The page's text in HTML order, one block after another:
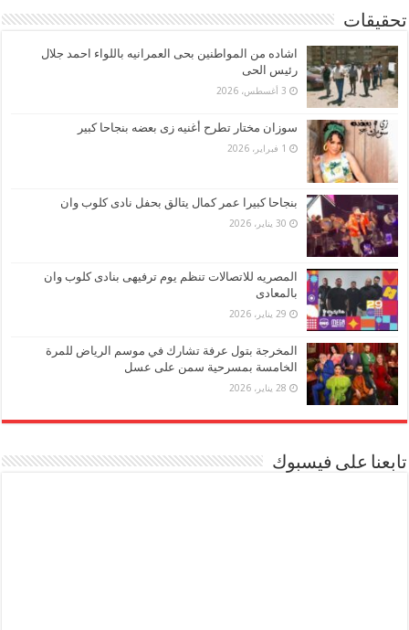
تحقيقات
اشاده من المواطنين بحى العمرانيه باللواء احمد جلال
رئيس الحى
3 أغسطس، 2026
سوزان مختار تطرح أغنيه زى بعضه بنجاحا كبير
1 فبراير، 2026
بنجاحا كبيرا عمر كمال يتالق بحفل نادى كلوب وان
30 يناير، 2026
المصريه للاتصالات تنظم يوم ترفيهى بنادى كلوب وان
بالمعادى
29 يناير، 2026
المخرجة بتول عرفة تشارك في موسم الرياض للمرة
الخامسة بمسرحية سمن على عسل
28 يناير، 2026
تابعنا على فيسبوك